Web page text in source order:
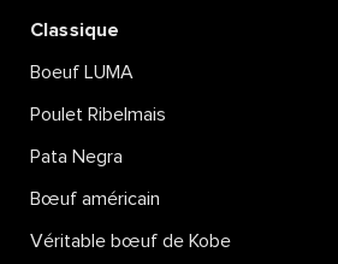
Classique
Boeuf LUMA
Poulet Ribelmais
Pata Negra
Bœuf américain
Véritable bœuf de Kobe